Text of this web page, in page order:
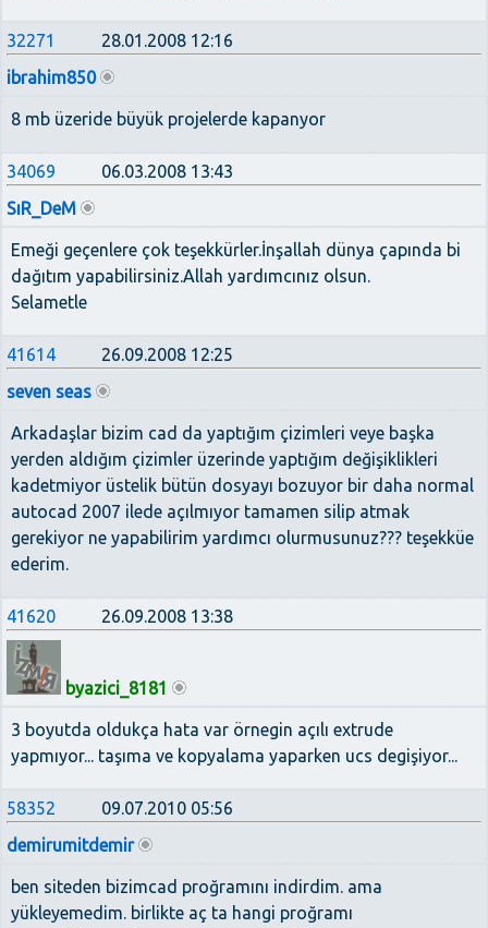
32271
28.01.2008 12:16
ibrahim850
8 mb üzeride büyük projelerde kapanyor
34069
06.03.2008 13:43
SıR_DeM
Emeği geçenlere çok teşekkürler.İnşallah dünya çapında bi
dağıtım yapabilirsiniz.Allah yardımcınız olsun.
Selametle
41614
26.09.2008 12:25
seven seas
Arkadaşlar bizim cad da yaptığım çizimleri veye başka
yerden aldığım çizimler üzerinde yaptığım değişiklikleri
kadetmiyor üstelik bütün dosyayı bozuyor bir daha normal
autocad 2007 ilede açılmıyor tamamen silip atmak
gerekiyor ne yapabilirim yardımcı olurmusunuz??? teşekküe
ederim.
41620 26.09.2008 13:38
byazici_8181
3 boyutda oldukça hata var örnegin açılı extrude
yapmıyor... taşıma ve kopyalama yaparken ucs degişiyor...
58352
09.07.2010 05:56
demirumitdemir
ben siteden bizimcad proğramını indirdim. ama
yükleyemedim. birlikte aç ta hangi proğramı